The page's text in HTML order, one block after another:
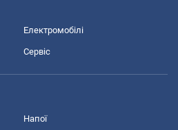
Електромобілі
Сервіс
Напої